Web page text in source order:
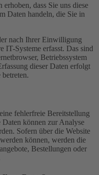
dass Sie uns diese
Daten handeln, die Sie in
nach Ihrer Einwilligung
IT-Systeme erfasst. Das sind
Betriebssystem
dieser Daten erfolgt
fehlerfreie Bereitstellung
Daten können zur Analyse
Sofern über die Website
können, werden die
Bestellungen oder